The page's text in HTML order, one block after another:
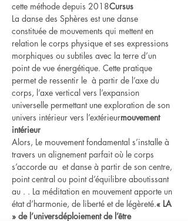
cette méthode depuis 2018Cursus
La danse des Sphères est une danse
constituée de mouvements qui mettent en
relation le corps physique et ses expressions
morphiques ou subtiles avec la terre d’un
point de vue énergétique. Cette pratique
permet de ressentir le à partir de l’axe du
corps, l’axe vertical vers l’expansion
universelle permettant une exploration de son
univers intérieur vers l’extérieurmouvement
intérieur
Alors, Le mouvement fondamental s’installe à
travers un alignement parfait où le corps
s’accorde au et danse à partir de son centre,
point central ou point d’équilibre aboutissant
au . . La méditation en mouvement apporte un
état d’harmonie, de liberté et de légèreté.« LA
» de l’universdéploiement de l’être